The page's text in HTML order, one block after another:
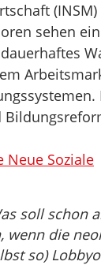
sehen
Neue Soziale
soll schon
wenn die
so)